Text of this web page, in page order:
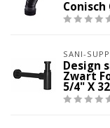
Conisch
SANI-
Design
Zwart
5/4" X